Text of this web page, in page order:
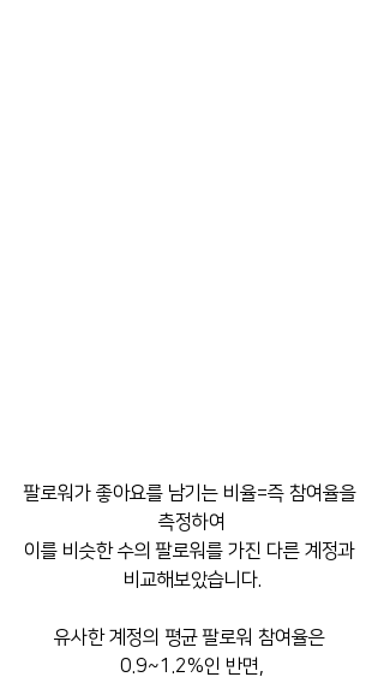
팔로워가 좋아요를 남기는 비율=즉 참여율을
측정하여
이를 비슷한 수의 팔로워를 가진 다른 계정과
비교해보았습니다.
유사한 계정의 평균 팔로워 참여율은
0.9~1.2%인 반면,